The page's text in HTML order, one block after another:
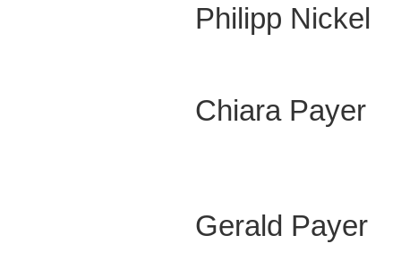
Philipp Nickel
Chiara Payer
Gerald Payer